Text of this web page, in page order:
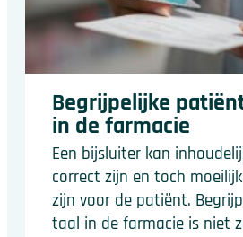
Begrijpelijke
in de farmacie
Een bijsluiter kan
correct zijn en toch
zijn voor de patiënt.
taal in de farmacie is niet